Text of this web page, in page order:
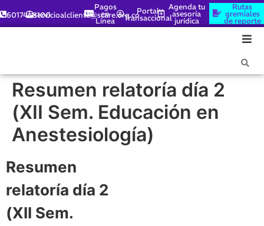
6017448100servicioalcliente@scare.org.co
Pagos
en
Línea
Portal
Transaccional
Agenda tu
asesoría
jurídica
Rutas
gremiales
de reporte
Resumen relatoría día 2
(XII Sem. Educación en
Anestesiología)
Resumen
relatoría día 2
(XII Sem.